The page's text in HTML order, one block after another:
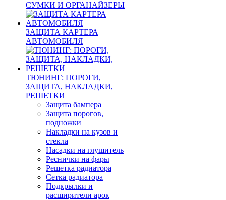
СУМКИ И ОРГАНАЙЗЕРЫ
ЗАЩИТА КАРТЕРА
АВТОМОБИЛЯ
ТЮНИНГ: ПОРОГИ,
ЗАЩИТА, НАКЛАДКИ,
РЕШЕТКИ
Защита бампера
Защита порогов,
подножки
Накладки на кузов и
стекла
Насадки на глушитель
Реснички на фары
Решетка радиатора
Сетка радиатора
Подкрылки и
расширители арок